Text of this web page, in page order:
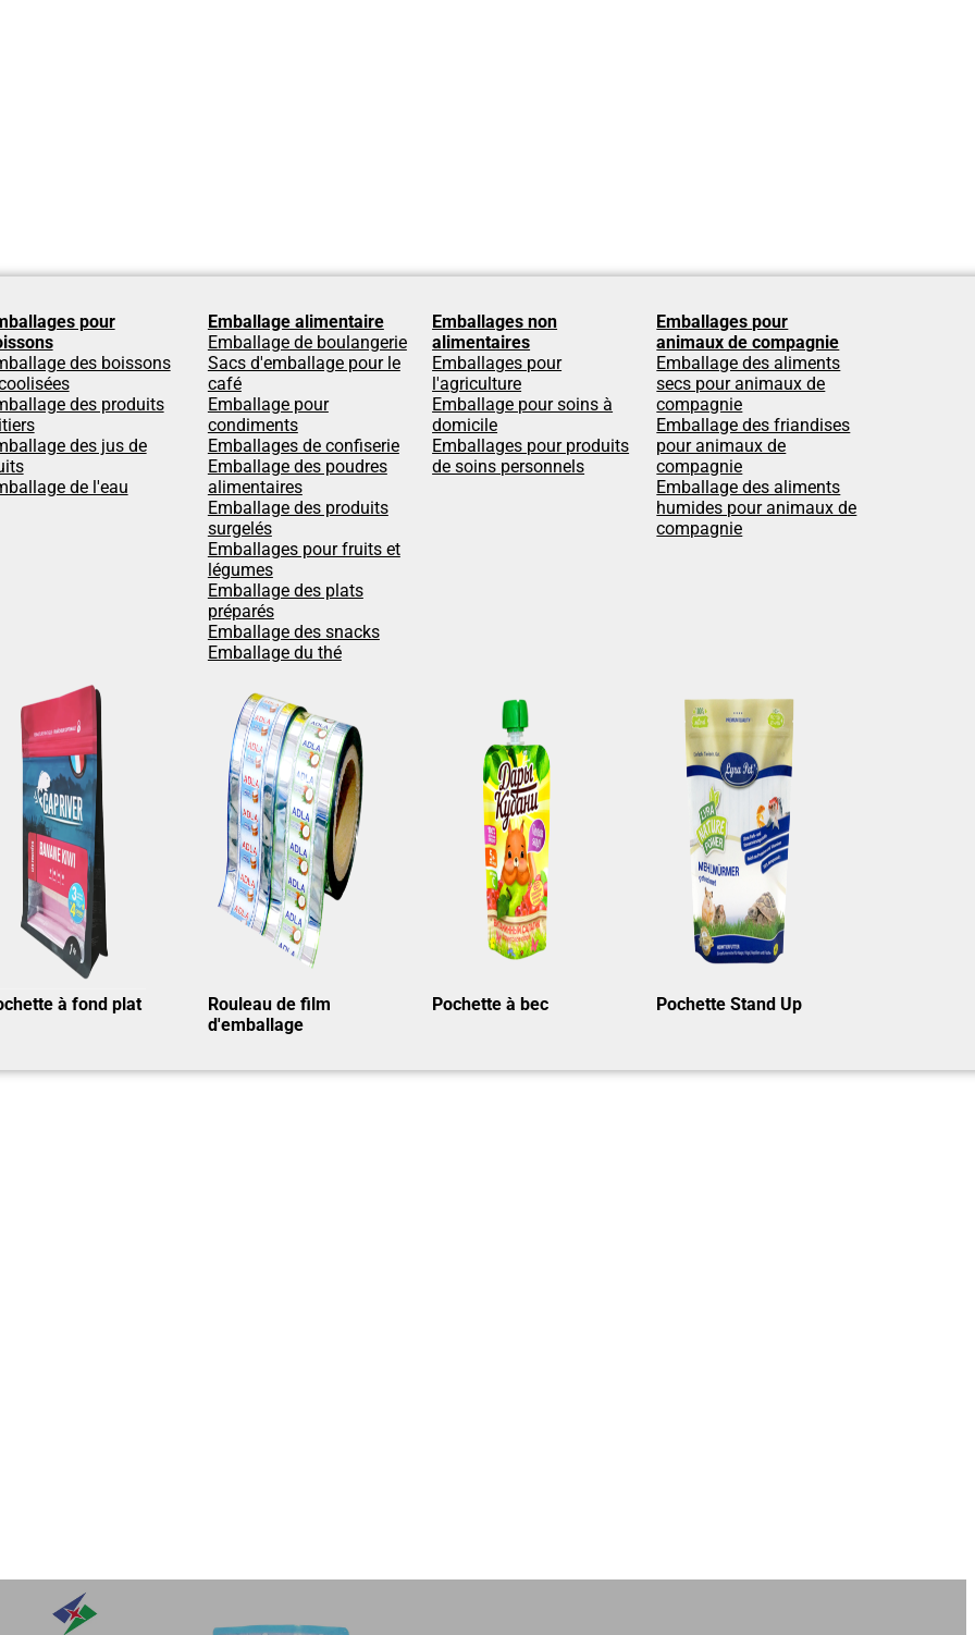
pour
des boissons
des produits
des jus de
de l'eau
Emballage alimentaire
Emballage de boulangerie
Sacs d'emballage pour le
café
Emballage pour
condiments
Emballages de confiserie
Emballage des poudres
alimentaires
Emballage des produits
surgelés
Emballages pour fruits et
légumes
Emballage des plats
préparés
Emballage des snacks
Emballage du thé
Emballages non
alimentaires
Emballages pour
l'agriculture
Emballage pour soins à
domicile
Emballages pour produits
de soins personnels
Emballages pour
animaux de compagnie
Emballage des aliments
secs pour animaux de
compagnie
Emballage des friandises
pour animaux de
compagnie
Emballage des aliments
humides pour animaux de
compagnie
à fond plat
Rouleau de film
d'emballage
Pochette à bec Pochette Stand Up